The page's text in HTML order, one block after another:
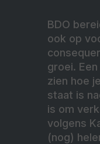
BDO
ook op
groei.
zien hoe
staat is
is om
volgens
(nog)